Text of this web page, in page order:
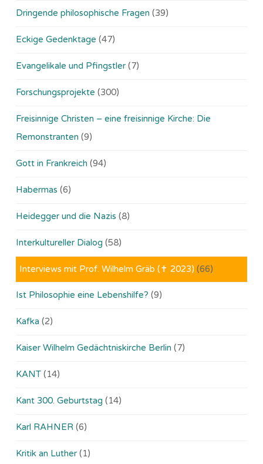
Dringende philosophische Fragen (39)
Eckige Gedenktage (47)
Evangelikale und Pfingstler (7)
Forschungsprojekte (300)
Freisinnige Christen – eine freisinnige Kirche: Die
Remonstranten (9)
Gott in Frankreich (94)
Habermas (6)
Heidegger und die Nazis (8)
Interkultureller Dialog (58)
Interviews mit Prof. Wilhelm Gräb (✝ 2023) (66)
Ist Philosophie eine Lebenshilfe? (9)
Kafka (2)
Kaiser Wilhelm Gedächtniskirche Berlin (7)
KANT (14)
Kant 300. Geburtstag (14)
Karl RAHNER (6)
Kritik an Luther (1)